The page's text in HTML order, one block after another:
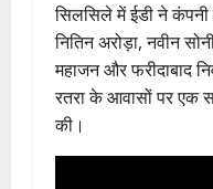
सिलसिले में ईडी ने
नितिन अरोड़ा, नवीन
महाजन और फरीदाबाद
रतरा के आवासों पर एक
की।